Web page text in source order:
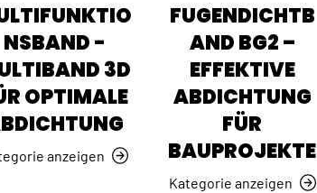
NSBAND -
3D
OPTIMALE
anzeigen
FUGENDICHTB
AND BG2 –
EFFEKTIVE
ABDICHTUNG
FÜR
BAUPROJEKTE
Kategorie anzeigen